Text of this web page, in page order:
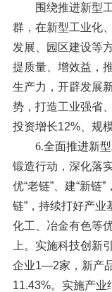
围绕推进新型
群，在新型工业化
发展、园区建设等
提质量、增效益，
生产力，开辟发展
势，打造工业强省
投资增长12%、规
6.全面推进新型
锻造行动，深化落
优“老链”、建“新链”
链”，持续打好产
化工、冶金有色等
上。实施科技创新
企业1—2家，新产
11.43%。实施产业